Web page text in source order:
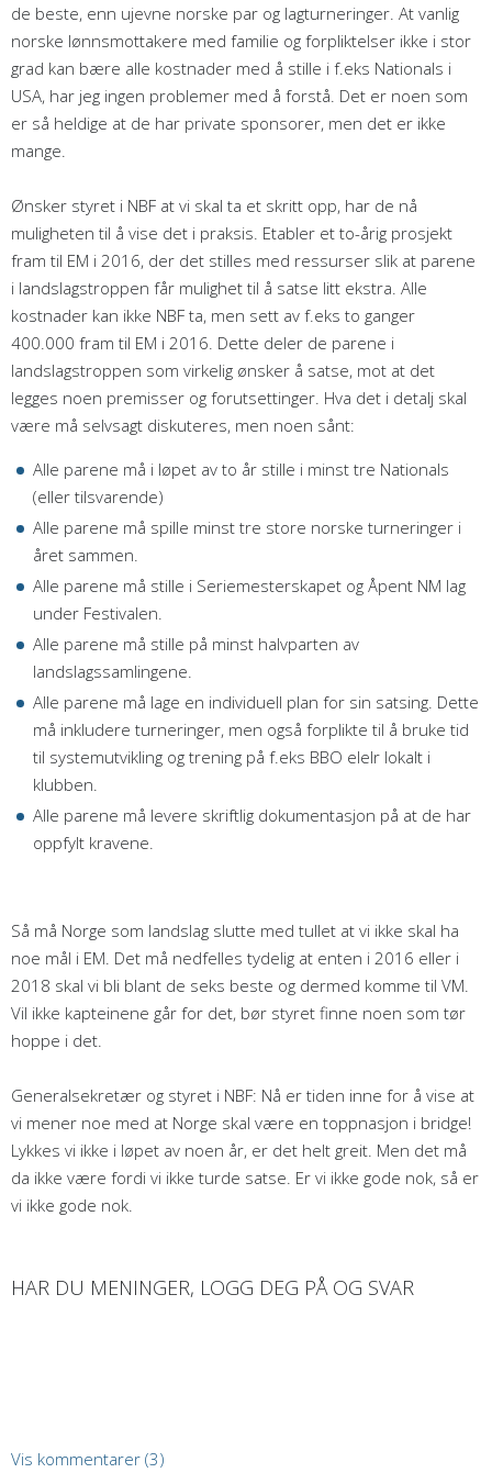
de beste, enn ujevne norske par og lagturneringer. At vanlig
norske lønnsmottakere med familie og forpliktelser ikke i stor
grad kan bære alle kostnader med å stille i f.eks Nationals i
USA, har jeg ingen problemer med å forstå. Det er noen som
er så heldige at de har private sponsorer, men det er ikke
mange.
Ønsker styret i NBF at vi skal ta et skritt opp, har de nå
muligheten til å vise det i praksis. Etabler et to-årig prosjekt
fram til EM i 2016, der det stilles med ressurser slik at parene
i landslagstroppen får mulighet til å satse litt ekstra. Alle
kostnader kan ikke NBF ta, men sett av f.eks to ganger
400.000 fram til EM i 2016. Dette deler de parene i
landslagstroppen som virkelig ønsker å satse, mot at det
legges noen premisser og forutsettinger. Hva det i detalj skal
være må selvsagt diskuteres, men noen sånt:
Alle parene må i løpet av to år stille i minst tre Nationals
(eller tilsvarende)
Alle parene må spille minst tre store norske turneringer i
året sammen.
Alle parene må stille i Seriemesterskapet og Åpent NM lag
under Festivalen.
Alle parene må stille på minst halvparten av
landslagssamlingene.
Alle parene må lage en individuell plan for sin satsing. Dette
må inkludere turneringer, men også forplikte til å bruke tid
til systemutvikling og trening på f.eks BBO elelr lokalt i
klubben.
Alle parene må levere skriftlig dokumentasjon på at de har
oppfylt kravene.
Så må Norge som landslag slutte med tullet at vi ikke skal ha
noe mål i EM. Det må nedfelles tydelig at enten i 2016 eller i
2018 skal vi bli blant de seks beste og dermed komme til VM.
Vil ikke kapteinene går for det, bør styret finne noen som tør
hoppe i det.
Generalsekretær og styret i NBF: Nå er tiden inne for å vise at
vi mener noe med at Norge skal være en toppnasjon i bridge!
Lykkes vi ikke i løpet av noen år, er det helt greit. Men det må
da ikke være fordi vi ikke turde satse. Er vi ikke gode nok, så er
vi ikke gode nok.
HAR DU MENINGER, LOGG DEG PÅ OG SVAR
Vis kommentarer (3)